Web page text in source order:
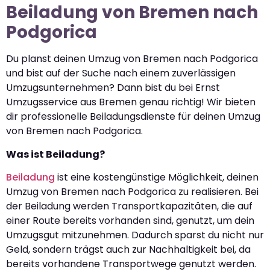
Beiladung von Bremen nach
Podgorica
Du planst deinen Umzug von Bremen nach Podgorica
und bist auf der Suche nach einem zuverlässigen
Umzugsunternehmen? Dann bist du bei Ernst
Umzugsservice aus Bremen genau richtig! Wir bieten
dir professionelle Beiladungsdienste für deinen Umzug
von Bremen nach Podgorica.
Was ist Beiladung?
Beiladung ist eine kostengünstige Möglichkeit, deinen
Umzug von Bremen nach Podgorica zu realisieren. Bei
der Beiladung werden Transportkapazitäten, die auf
einer Route bereits vorhanden sind, genutzt, um dein
Umzugsgut mitzunehmen. Dadurch sparst du nicht nur
Geld, sondern trägst auch zur Nachhaltigkeit bei, da
bereits vorhandene Transportwege genutzt werden.